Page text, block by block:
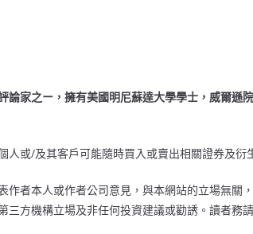
論家之ー，擁有美國明尼蘇達大學學士，威爾遜
人或/及其客戶可能隨時買入或賣出相關證券及衍
作者本人或作者公司意見，與本網站的立場無關
三方機構立場及非任何投資建議或勸誘。讀者務